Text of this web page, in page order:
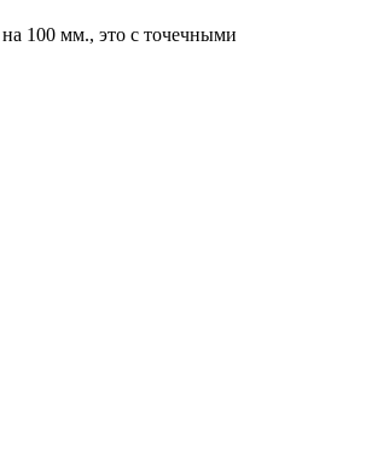
100 мм., это с точечными